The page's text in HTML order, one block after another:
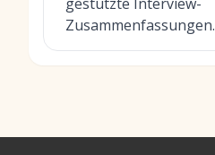
Zusammenfassungen.